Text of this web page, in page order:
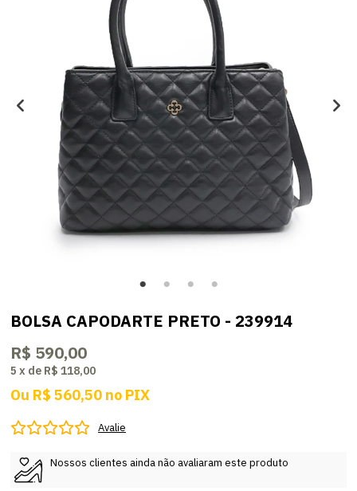
BOLSA CAPODARTE PRETO - 239914
R$ 590,00
5 x de R$ 118,00
Ou R$ 560,50 no PIX
Avalie
Nossos clientes ainda não avaliaram este produto